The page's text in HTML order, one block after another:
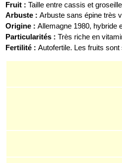
Fruit : Taille entre cassis et
Arbuste : Arbuste sans épine très
Origine : Allemagne 1980, hybride
Particularités : Très riche en
Fertilité : Autofertile. Les fruits